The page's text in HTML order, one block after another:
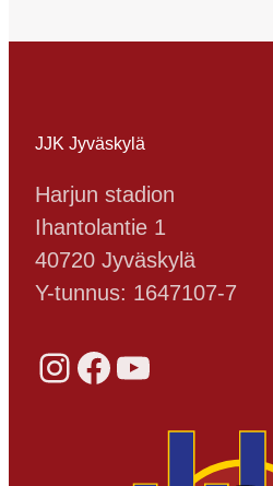
JJK Jyväskylä
Harjun stadion
Ihantolantie 1
40720 Jyväskylä
Y-tunnus: 1647107-7
Instagram Facebook YouTube